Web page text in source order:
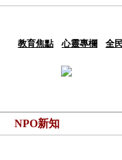
教育焦點 心靈專欄 全
NPO新知